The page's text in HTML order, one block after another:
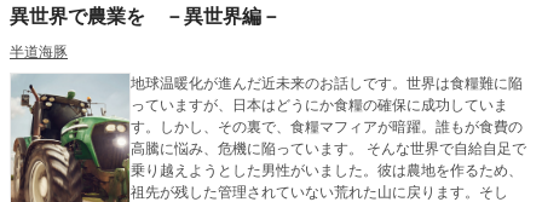
異世界で農業を －異世界編－
半道海豚
地球温暖化が進んだ近未来のお話しです。世界は食糧難に陥
っていますが、日本はどうにか食糧の確保に成功していま
す。しかし、その裏で、食糧マフィアが暗躍。誰もが食費の
高騰に悩み、危機に陥っています。 そんな世界で自給自足で
乗り越えようとした男性がいました。彼は農地を作るため、
祖先が残した管理されていない荒れた山に戻ります。そし